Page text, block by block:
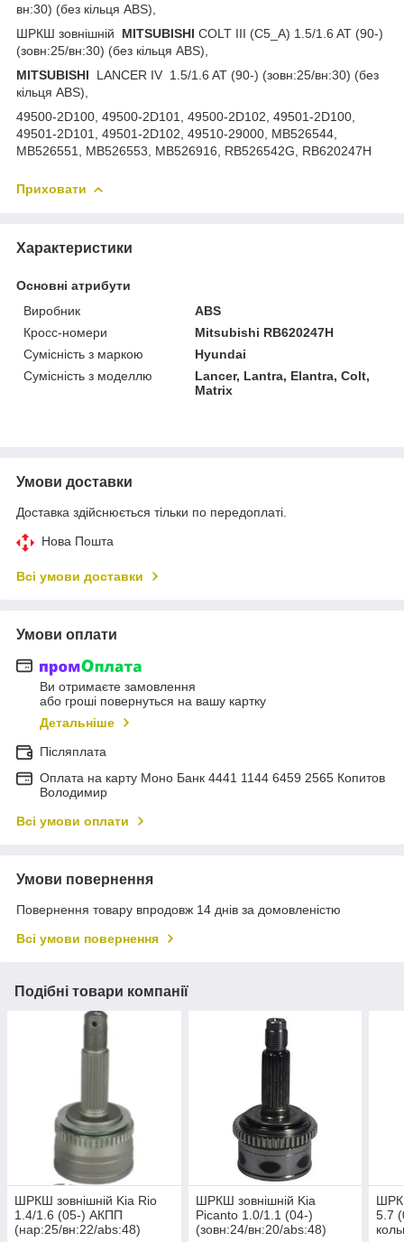
вн:30) (без кільця ABS),
ШРКШ зовнішній MITSUBISHI COLT III (C5_A) 1.5/1.6 AT (90-)
(зовн:25/вн:30) (без кільця ABS),
MITSUBISHI LANCER IV 1.5/1.6 AT (90-) (зовн:25/вн:30) (без
кільця ABS),
49500-2D100, 49500-2D101, 49500-2D102, 49501-2D100,
49501-2D101, 49501-2D102, 49510-29000, MB526544,
MB526551, MB526553, MB526916, RB526542G, RB620247H
Приховати
Характеристики
Основні атрибути
Виробник
ABS
Кросс-номери
Mitsubishi RB620247H
Сумісність з маркою
Hyundai
Сумісність з моделлю
Lancer, Lantra, Elantra, Colt,
Matrix
Умови доставки
Доставка здійснюється тільки по передоплаті.
Нова Пошта
Всі умови доставки
Умови оплати
Ви отримаєте замовлення
або гроші повернуться на вашу картку
Детальніше
Післяплата
Оплата на карту Моно Банк 4441 1144 6459 2565 Копитов
Володимир
Всі умови оплати
Умови повернення
Повернення товару впродовж 14 днів за домовленістю
Всі умови повернення
Подібні товари компанії
ШРКШ зовнішній Kia Rio
1.4/1.6 (05-) АКПП
(нар:25/вн:22/abs:48)
ШРКШ зовнішній Kia
Picanto 1.0/1.1 (04-)
(зовн:24/вн:20/abs:48)
5.7